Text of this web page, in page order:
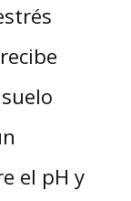
el pH y